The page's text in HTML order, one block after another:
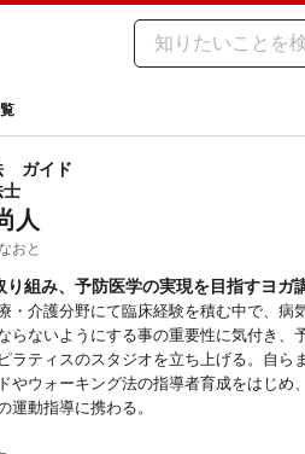
ガイド
士
人
おと
り組み、予防医学の実現を目指すヨガ
・介護分野にて臨床経験を積む中で、病
らないようにする事の重要性に気付き、
ラティスのスタジオを立ち上げる。自ら
やウォーキング法の指導者育成をはじめ
運動指導に携わる。